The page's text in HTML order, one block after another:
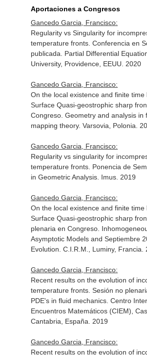
Aportaciones a Congresos
Gancedo Garcia, Francisco:
Regularity vs Singularity for
temperature fronts. Conferencia en
publicada. Partial Differential
University, Providence, EEUU. 2020
Gancedo Garcia, Francisco:
On the local existence and finite time
Surface Quasi-geostrophic sharp
Congreso. Geometry and analysis in
mapping theory. Varsovia, Polonia.
Gancedo Garcia, Francisco:
Regularity vs singularity for
temperature fronts. Ponencia de
in Geometric Analysis. Imus. 2019
Gancedo Garcia, Francisco:
On the local existence and finite time
Surface Quasi-geostrophic sharp
plenaria en Congreso.
Asymptotic Models and Septiembre
Evolution. C.I.R.M., Luminy, Francia.
Gancedo Garcia, Francisco:
Recent results on the evolution of
temperature fronts. Sesión no
PDE's in fluid mechanics. Centro
Encuentros Matemáticos (CIEM),
Cantabria, España. 2019
Gancedo Garcia, Francisco:
Recent results on the evolution of